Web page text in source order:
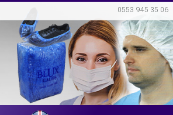
0553 945 35 06